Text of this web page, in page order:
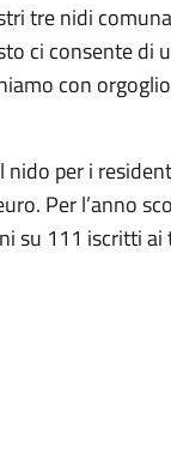
tre nidi
ci consente di
con
nido per i
Per l’anno
su 111 iscritti